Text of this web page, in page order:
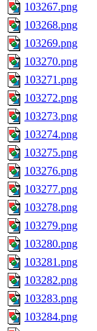
103267.png
103268.png
103269.png
103270.png
103271.png
103272.png
103273.png
103274.png
103275.png
103276.png
103277.png
103278.png
103279.png
103280.png
103281.png
103282.png
103283.png
103284.png